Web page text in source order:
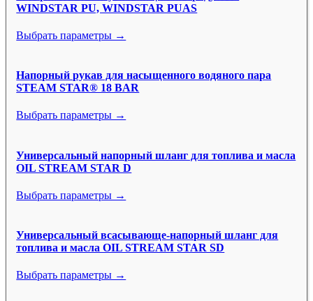
WINDSTAR PU, WINDSTAR PUAS
Выбрать параметры →
Напорный рукав для насыщенного водяного пара
STEAM STAR® 18 BAR
Выбрать параметры →
Универсальный напорный шланг для топлива и масла
OIL STREAM STAR D
Выбрать параметры →
Универсальный всасывающе-напорный шланг для
топлива и масла OIL STREAM STAR SD
Выбрать параметры →